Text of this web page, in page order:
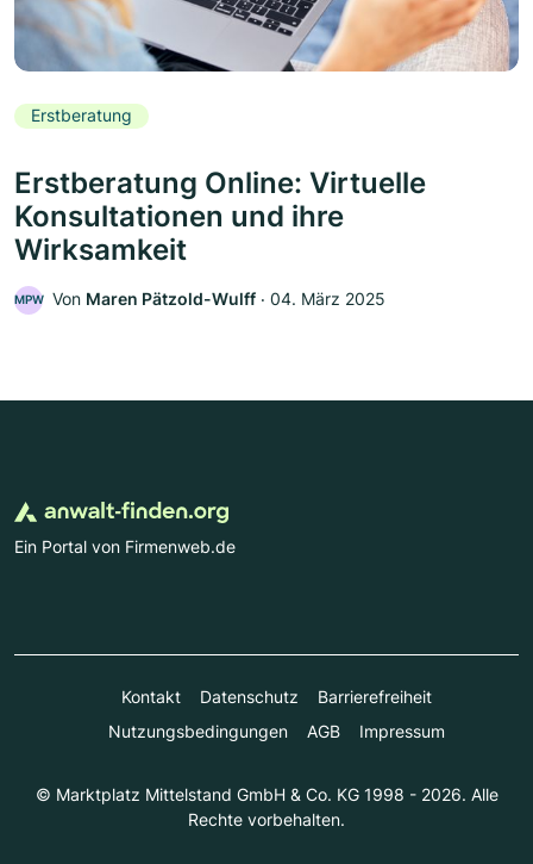
Erstberatung
Erstberatung Online: Virtuelle
Konsultationen und ihre
Wirksamkeit
MPW Von Maren Pätzold-Wulff ‧ 04. März 2025
Ein Portal von Firmenweb.de
Kontakt Datenschutz
Barrierefreiheit
Nutzungsbedingungen
AGB Impressum
© Marktplatz Mittelstand GmbH & Co. KG 1998 - 2026. Alle
Rechte vorbehalten.